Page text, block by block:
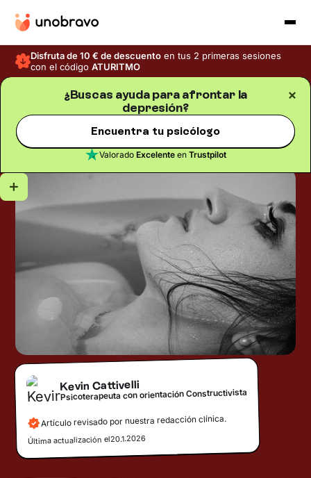
Disfruta de 10 € de descuento en tus 2 primeras sesiones
con el códigoATURITMO
¿Buscas ayuda para afrontar la
depresión?
Encuentra tu psicólogo
Valorado Excelenteen Trustpilot
Tiempo de lectura5
Depresión reactiva: qué es,
síntomas y tratamiento
Kevin Cattivelli
Psicoterapeuta con orientación Constructivista
Artículo revisado por nuestra redacción clínica.
Última actualización el20.1.2026